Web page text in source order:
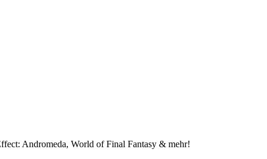
Andromeda, World of Final Fantasy & mehr!